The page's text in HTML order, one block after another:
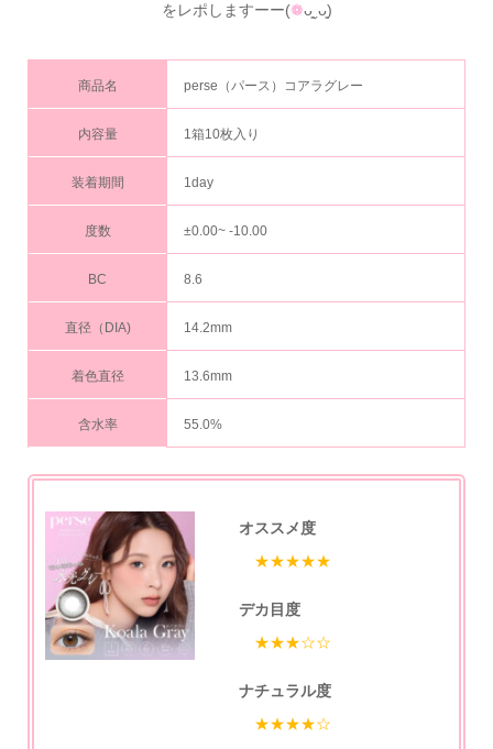
をレポしますーー(❁ᴗ͈ˬᴗ͈)
商品名 perse（パース）コアラグレー
内容量 1箱10枚入り
装着期間 1day
度数 ±0.00~ -10.00
BC 8.6
直径（DIA) 14.2mm
着色直径 13.6mm
含水率 55.0%
オススメ度
★★★★★
デカ目度
★★★☆☆
ナチュラル度
★★★★☆